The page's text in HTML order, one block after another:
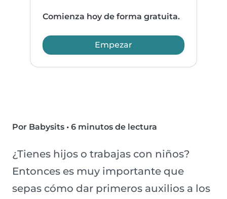
Comienza hoy de forma gratuita.
Empezar
Por Babysits • 6 minutos de lectura
¿Tienes hijos o trabajas con niños?
Entonces es muy importante que
sepas cómo dar primeros auxilios a los